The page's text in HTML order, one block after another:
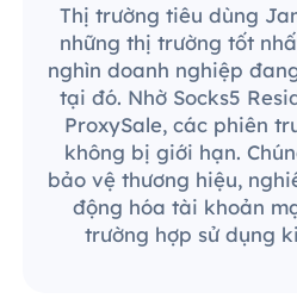
Thị trường tiêu dùng
những thị trường tốt
nghìn doanh nghiệp
tại đó. Nhờ Socks5
ProxySale, các phiên
không bị giới hạn.
bảo vệ thương hiệu,
động hóa tài khoản
trường hợp sử dụng